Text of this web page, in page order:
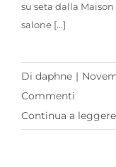
su seta dalla
salone [...]
Di daphne |
Commenti
Continua a leggere